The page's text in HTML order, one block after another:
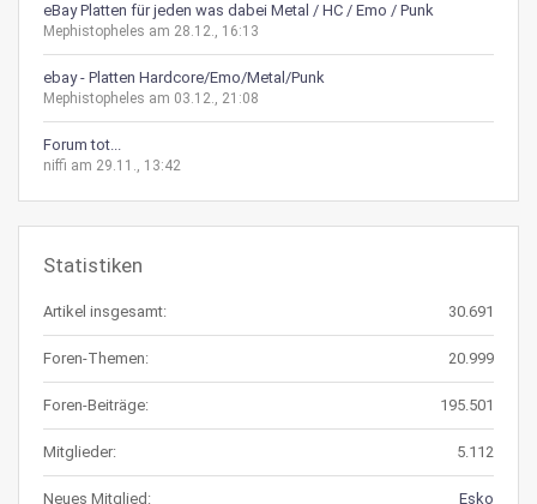
eBay Platten für jeden was dabei Metal / HC / Emo / Punk
Mephistopheles am 28.12., 16:13
ebay - Platten Hardcore/Emo/Metal/Punk
Mephistopheles am 03.12., 21:08
Forum tot...
niffi am 29.11., 13:42
Statistiken
Artikel insgesamt: 30.691
Foren-Themen: 20.999
Foren-Beiträge: 195.501
Mitglieder: 5.112
Neues Mitglied: Esko